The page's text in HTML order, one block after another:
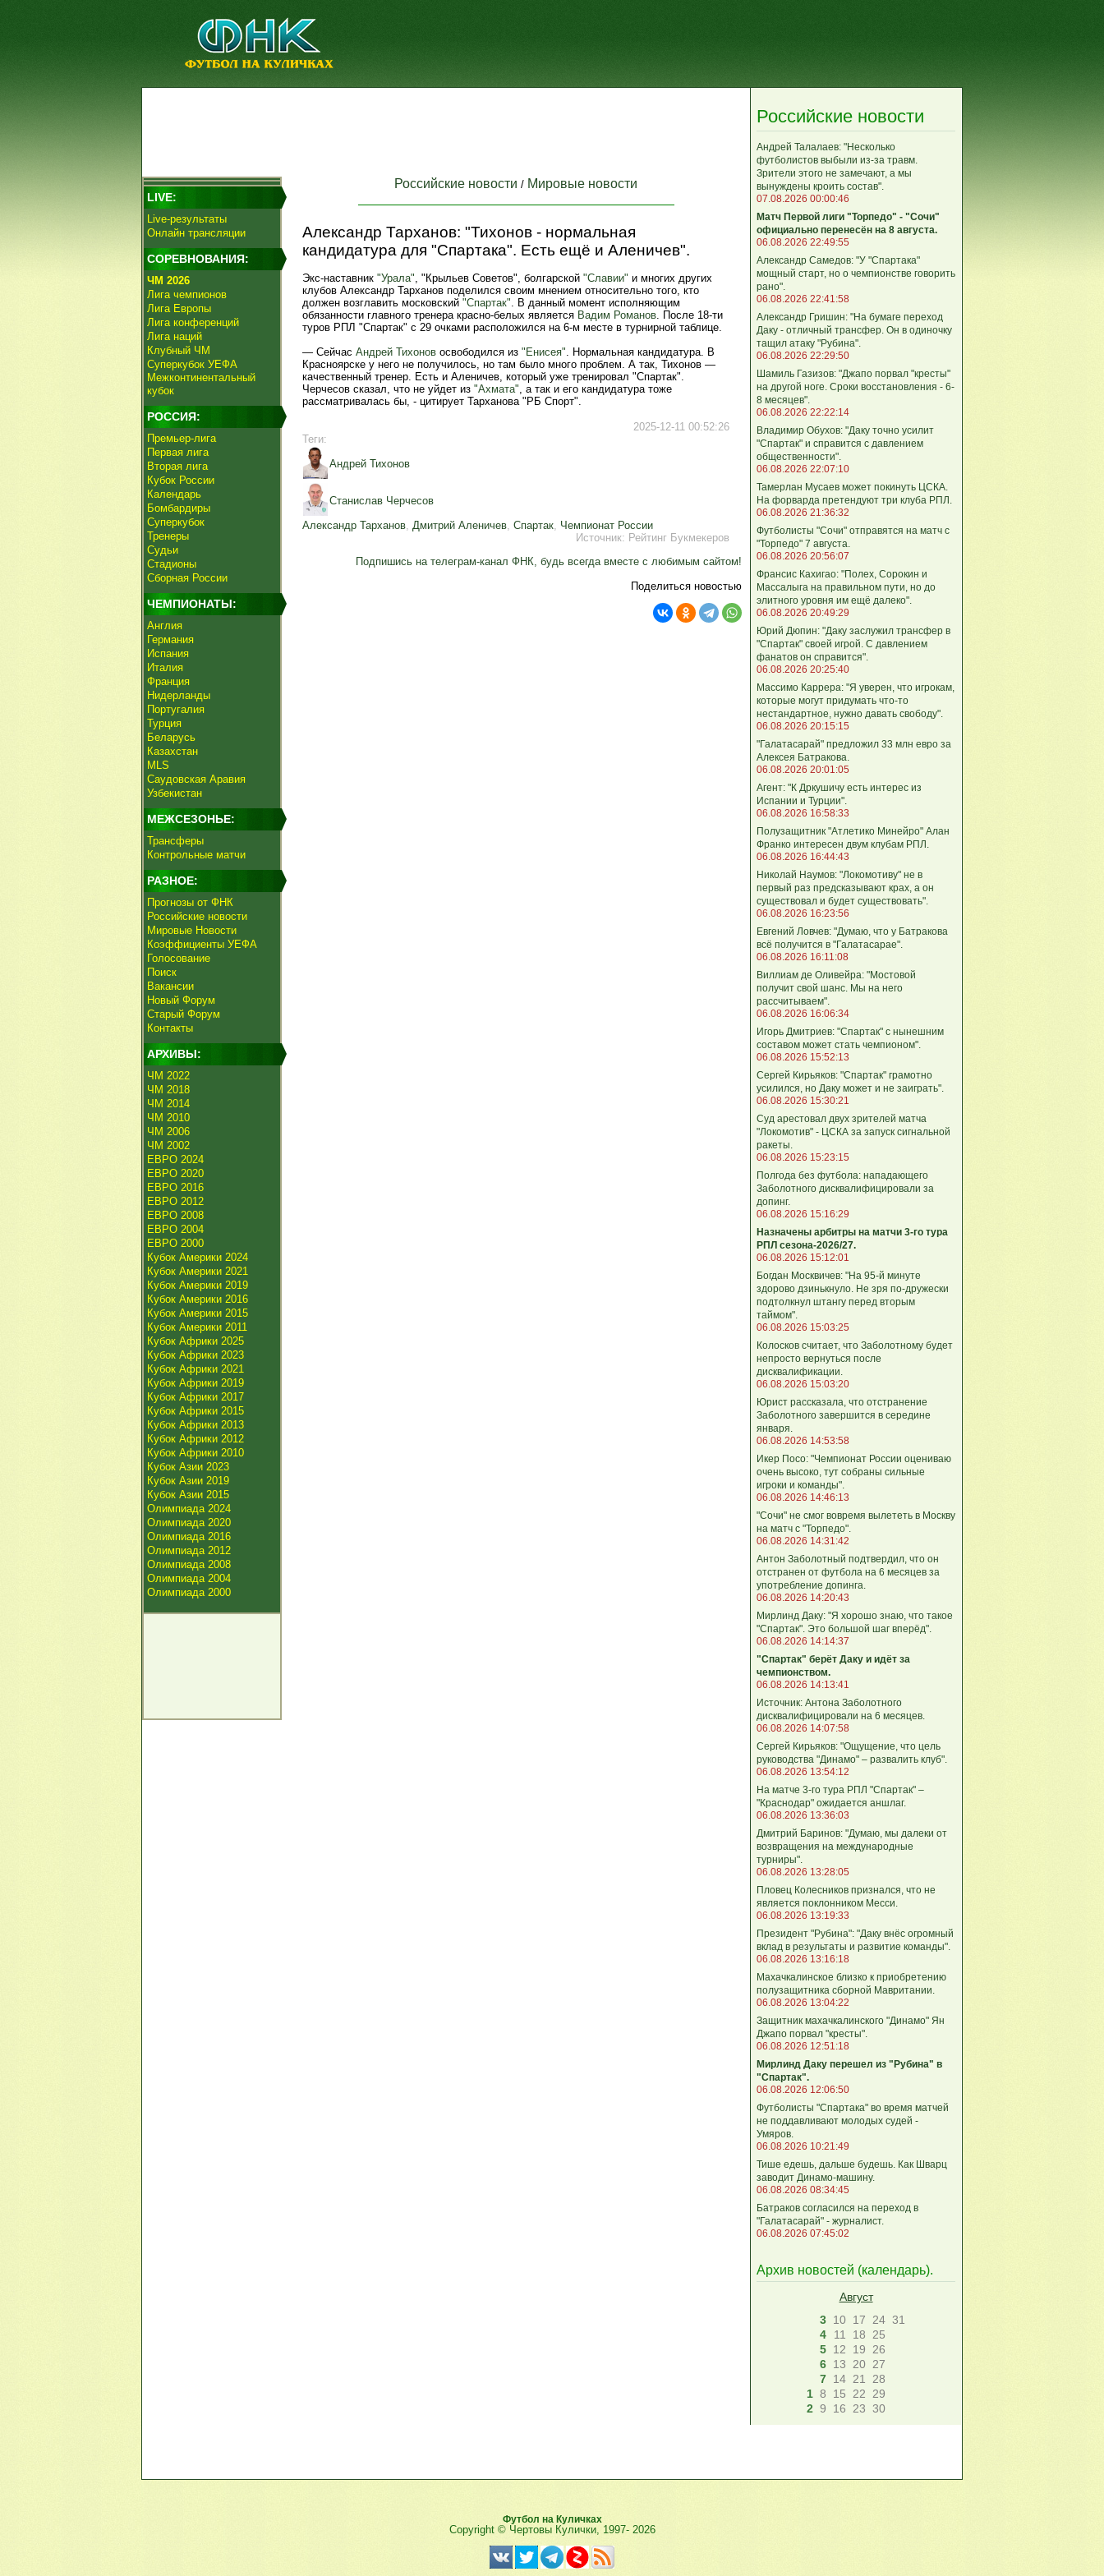
LIVE:
Live-результаты
Онлайн трансляции
СОРЕВНОВАНИЯ:
ЧМ 2026
Лига чемпионов
Лига Европы
Лига конференций
Лига наций
Клубный ЧМ
Суперкубок УЕФА
Межконтинентальный
кубок
РОССИЯ:
Премьер-лига
Первая лига
Вторая лига
Кубок России
Календарь
Бомбардиры
Суперкубок
Тренеры
Судьи
Стадионы
Сборная России
ЧЕМПИОНАТЫ:
Англия
Германия
Испания
Италия
Франция
Нидерланды
Португалия
Турция
Беларусь
Казахстан
MLS
Саудовская Аравия
Узбекистан
МЕЖСЕЗОНЬЕ:
Трансферы
Контрольные матчи
РАЗНОЕ:
Прогнозы от ФНК
Российские новости
Мировые Новости
Коэффициенты УЕФА
Голосование
Поиск
Вакансии
Новый Форум
Старый Форум
Контакты
АРХИВЫ:
ЧМ 2022
ЧМ 2018
ЧМ 2014
ЧМ 2010
ЧМ 2006
ЧМ 2002
ЕВРО 2024
ЕВРО 2020
ЕВРО 2016
ЕВРО 2012
ЕВРО 2008
ЕВРО 2004
ЕВРО 2000
Кубок Америки 2024
Кубок Америки 2021
Кубок Америки 2019
Кубок Америки 2016
Кубок Америки 2015
Кубок Америки 2011
Кубок Африки 2025
Кубок Африки 2023
Кубок Африки 2021
Кубок Африки 2019
Кубок Африки 2017
Кубок Африки 2015
Кубок Африки 2013
Кубок Африки 2012
Кубок Африки 2010
Кубок Азии 2023
Кубок Азии 2019
Кубок Азии 2015
Олимпиада 2024
Олимпиада 2020
Олимпиада 2016
Олимпиада 2012
Олимпиада 2008
Олимпиада 2004
Олимпиада 2000
Российские новости / Мировые новости
Александр Тарханов: "Тихонов - нормальная
кандидатура для "Спартака". Есть ещё и Аленичев".
Экс-наставник "Урала", "Крыльев Советов", болгарской "Славии" и многих других
клубов Александр Тарханов поделился своим мнением относительно того, кто
должен возглавить московский "Спартак". В данный момент исполняющим
обязанности главного тренера красно-белых является Вадим Романов. После 18-ти
туров РПЛ "Спартак" с 29 очками расположился на 6-м месте в турнирной таблице.
— Сейчас Андрей Тихонов освободился из "Енисея". Нормальная кандидатура. В
Красноярске у него не получилось, но там было много проблем. А так, Тихонов —
качественный тренер. Есть и Аленичев, который уже тренировал "Спартак".
Черчесов сказал, что не уйдет из "Ахмата", а так и его кандидатура тоже
рассматривалась бы, - цитирует Тарханова "РБ Спорт".
2025-12-11 00:52:26
Теги:
Андрей Тихонов
Станислав Черчесов
Александр Тарханов, Дмитрий Аленичев, Спартак, Чемпионат России
Источник: Рейтинг Букмекеров
Подпишись на телеграм-канал ФНК, будь всегда вместе с любимым сайтом!
Поделиться новостью
Российские новости
Андрей Талалаев: "Несколько
футболистов выбыли из-за травм.
Зрители этого не замечают, а мы
вынуждены кроить состав".
07.08.2026 00:00:46
Матч Первой лиги "Торпедо" - "Сочи"
официально перенесён на 8 августа.
06.08.2026 22:49:55
Александр Самедов: "У "Спартака"
мощный старт, но о чемпионстве говорить
рано".
06.08.2026 22:41:58
Александр Гришин: "На бумаге переход
Даку - отличный трансфер. Он в одиночку
тащил атаку "Рубина".
06.08.2026 22:29:50
Шамиль Газизов: "Джапо порвал "кресты"
на другой ноге. Сроки восстановления - 6-
8 месяцев".
06.08.2026 22:22:14
Владимир Обухов: "Даку точно усилит
"Спартак" и справится с давлением
общественности".
06.08.2026 22:07:10
Тамерлан Мусаев может покинуть ЦСКА.
На форварда претендуют три клуба РПЛ.
06.08.2026 21:36:32
Футболисты "Сочи" отправятся на матч с
"Торпедо" 7 августа.
06.08.2026 20:56:07
Франсис Кахигао: "Полех, Сорокин и
Массалыга на правильном пути, но до
элитного уровня им ещё далеко".
06.08.2026 20:49:29
Юрий Дюпин: "Даку заслужил трансфер в
"Спартак" своей игрой. С давлением
фанатов он справится".
06.08.2026 20:25:40
Массимо Каррера: "Я уверен, что игрокам,
которые могут придумать что-то
нестандартное, нужно давать свободу".
06.08.2026 20:15:15
"Галатасарай" предложил 33 млн евро за
Алексея Батракова.
06.08.2026 20:01:05
Агент: "К Дркушичу есть интерес из
Испании и Турции".
06.08.2026 16:58:33
Полузащитник "Атлетико Минейро" Алан
Франко интересен двум клубам РПЛ.
06.08.2026 16:44:43
Николай Наумов: "Локомотиву" не в
первый раз предсказывают крах, а он
существовал и будет существовать".
06.08.2026 16:23:56
Евгений Ловчев: "Думаю, что у Батракова
всё получится в "Галатасарае".
06.08.2026 16:11:08
Виллиам де Оливейра: "Мостовой
получит свой шанс. Мы на него
рассчитываем".
06.08.2026 16:06:34
Игорь Дмитриев: "Спартак" с нынешним
составом может стать чемпионом".
06.08.2026 15:52:13
Сергей Кирьяков: "Спартак" грамотно
усилился, но Даку может и не заиграть".
06.08.2026 15:30:21
Суд арестовал двух зрителей матча
"Локомотив" - ЦСКА за запуск сигнальной
ракеты.
06.08.2026 15:23:15
Полгода без футбола: нападающего
Заболотного дисквалифицировали за
допинг.
06.08.2026 15:16:29
Назначены арбитры на матчи 3-го тура
РПЛ сезона-2026/27.
06.08.2026 15:12:01
Богдан Москвичев: "На 95‑й минуте
здорово дзинькнуло. Не зря по‑дружески
подтолкнул штангу перед вторым
таймом".
06.08.2026 15:03:25
Колосков считает, что Заболотному будет
непросто вернуться после
дисквалификации.
06.08.2026 15:03:20
Юрист рассказала, что отстранение
Заболотного завершится в середине
января.
06.08.2026 14:53:58
Икер Посо: "Чемпионат России оцениваю
очень высоко, тут собраны сильные
игроки и команды".
06.08.2026 14:46:13
"Сочи" не смог вовремя вылететь в Москву
на матч с "Торпедо".
06.08.2026 14:31:42
Антон Заболотный подтвердил, что он
отстранен от футбола на 6 месяцев за
употребление допинга.
06.08.2026 14:20:43
Мирлинд Даку: "Я хорошо знаю, что такое
"Спартак". Это большой шаг вперёд".
06.08.2026 14:14:37
"Спартак" берёт Даку и идёт за
чемпионством.
06.08.2026 14:13:41
Источник: Антона Заболотного
дисквалифицировали на 6 месяцев.
06.08.2026 14:07:58
Сергей Кирьяков: "Ощущение, что цель
руководства "Динамо" – развалить клуб".
06.08.2026 13:54:12
На матче 3-го тура РПЛ "Спартак" –
"Краснодар" ожидается аншлаг.
06.08.2026 13:36:03
Дмитрий Баринов: "Думаю, мы далеки от
возвращения на международные
турниры".
06.08.2026 13:28:05
Пловец Колесников признался, что не
является поклонником Месси.
06.08.2026 13:19:33
Президент "Рубина": "Даку внёс огромный
вклад в результаты и развитие команды".
06.08.2026 13:16:18
Махачкалинское близко к приобретению
полузащитника сборной Мавритании.
06.08.2026 13:04:22
Защитник махачкалинского "Динамо" Ян
Джапо порвал "кресты".
06.08.2026 12:51:18
Мирлинд Даку перешел из "Рубина" в
"Спартак".
06.08.2026 12:06:50
Футболисты "Спартака" во время матчей
не поддавливают молодых судей -
Умяров.
06.08.2026 10:21:49
Тише едешь, дальше будешь. Как Шварц
заводит Динамо-машину.
06.08.2026 08:34:45
Батраков согласился на переход в
"Галатасарай" - журналист.
06.08.2026 07:45:02
Архив новостей (календарь).
Август
3 10 17 24 31
4
11 18
25
5 12 19
26
6 13 20 27
7 14 21
28
1 8 15 22
29
2 9 16 23 30
Футбол на Куличках
Copyright © Чертовы Кулички, 1997- 2026